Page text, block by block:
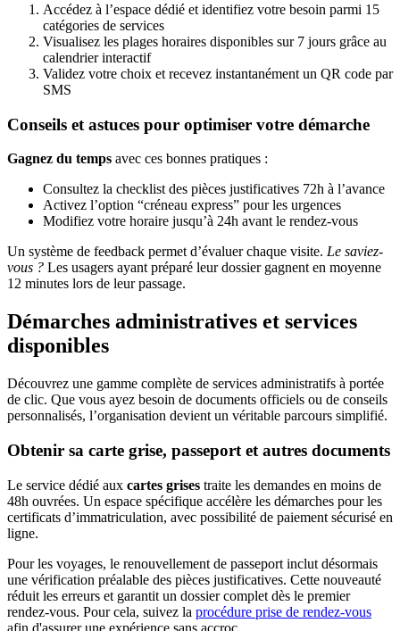
Accédez à l’espace dédié et identifiez votre besoin parmi 15
catégories de services
Visualisez les plages horaires disponibles sur 7 jours grâce au
calendrier interactif
Validez votre choix et recevez instantanément un QR code par
SMS
Conseils et astuces pour optimiser votre démarche
Gagnez du temps avec ces bonnes pratiques :
Consultez la checklist des pièces justificatives 72h à l’avance
Activez l’option “créneau express” pour les urgences
Modifiez votre horaire jusqu’à 24h avant le rendez-vous
Un système de feedback permet d’évaluer chaque visite. Le saviez-
vous ? Les usagers ayant préparé leur dossier gagnent en moyenne
12 minutes lors de leur passage.
Démarches administratives et services
disponibles
Découvrez une gamme complète de services administratifs à portée
de clic. Que vous ayez besoin de documents officiels ou de conseils
personnalisés, l’organisation devient un véritable parcours simplifié.
Obtenir sa carte grise, passeport et autres documents
Le service dédié aux cartes grises traite les demandes en moins de
48h ouvrées. Un espace spécifique accélère les démarches pour les
certificats d’immatriculation, avec possibilité de paiement sécurisé en
ligne.
Pour les voyages, le renouvellement de passeport inclut désormais
une vérification préalable des pièces justificatives. Cette nouveauté
réduit les erreurs et garantit un dossier complet dès le premier
rendez-vous. Pour cela, suivez la procédure prise de rendez-vous
afin d'assurer une expérience sans accroc.